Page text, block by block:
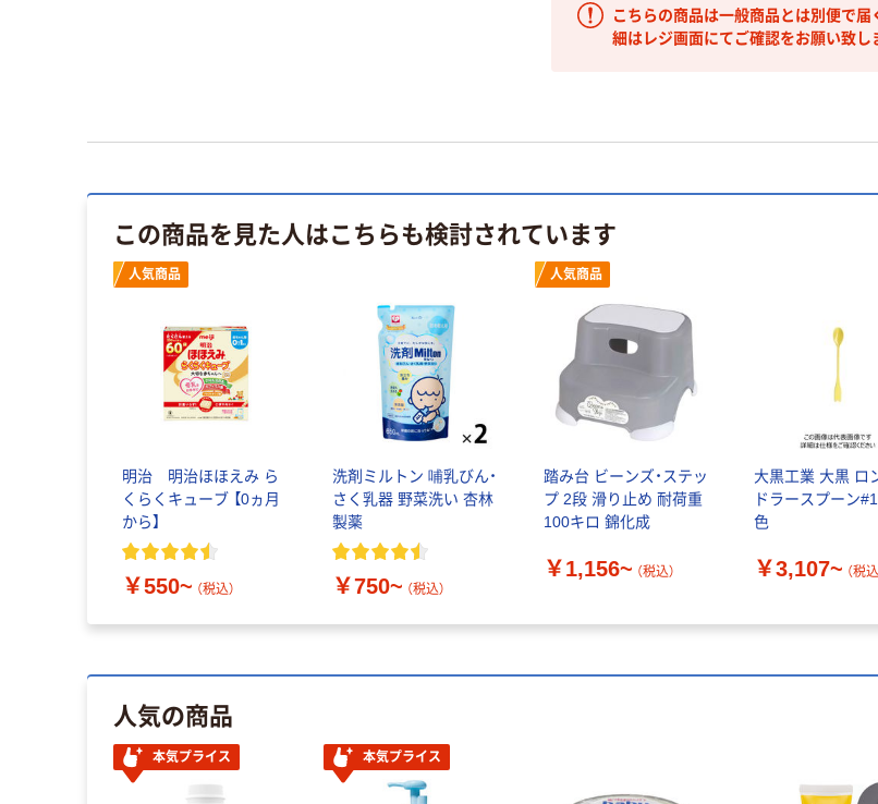
こちらの商品は一般商品とは別便で
細はレジ画面にてご確認をお願い致し
この商品を見た人はこちらも検討されています
人気商品
明治 明治ほほえみ ら
くらくキューブ 【0ヵ月
から】
￥550~ （税込）
洗剤ミルトン 哺乳びん・
さく乳器 野菜洗い 杏林
製薬
￥750~ （税込）
人気商品
踏み台 ビーンズ・ステッ
プ 2段 滑り止め 耐荷重
100キロ 錦化成
￥1,156~ （税込）
大黒工業 大黒 ロ
ドラースプーン
色
￥3,107~ （税込
人気の商品
本気プライス 本気プライス